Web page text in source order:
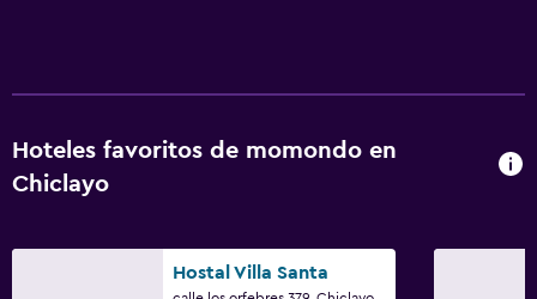
Hoteles favoritos de momondo en
Chiclayo
Hostal Villa Santa